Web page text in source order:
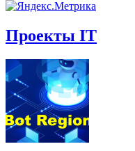
Проекты IT